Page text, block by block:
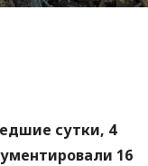
сутки, 4
16